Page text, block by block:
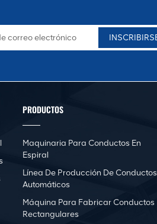
PRODUCTOS
Maquinaria Para Conductos En
Espiral
Línea De Producción De Conductos
Automáticos
Máquina Para Fabricar Conductos
Rectangulares